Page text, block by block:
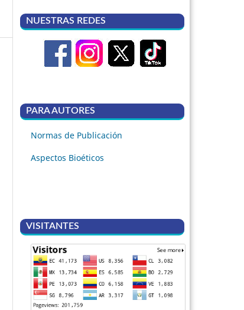
NUESTRAS REDES
PARA AUTORES
Normas de Publicación
Aspectos Bioéticos
VISITANTES